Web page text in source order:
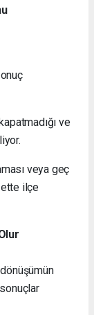
ve
veya geç
ilçe